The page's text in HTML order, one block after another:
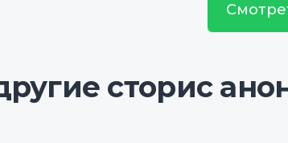
сторис